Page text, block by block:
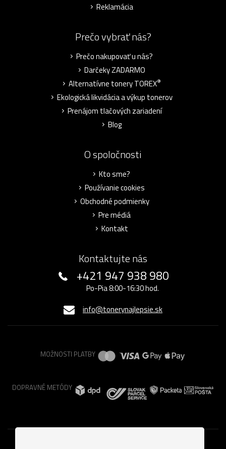
Reklamácia
Prečo vybrať nás?
Prečo nakupovať u nás?
Darčeky ZADARMO
Alternatívne tonery TOREX®
Ekologická likvidácia a výkup tonerov
Prenájom tlačových zariadení
Blog
O spoločnosti
Kto sme?
Používanie cookies
Obchodné podmienky
Pre médiá
Kontakt
Kontaktujte nás
+421 947 938 980
Po-Pia 8:00-16:30 hod.
info@tonerynajlepsie.sk
MOŽNOSTI PLATBY
DOPRAVNÉ METÓDY